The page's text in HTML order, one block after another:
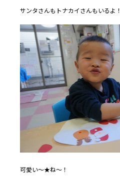
サンタさんもトナカイさんもいるよ！
可愛い～★ね～！